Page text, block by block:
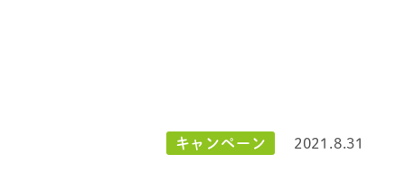
キャンペーン 2021.8.31